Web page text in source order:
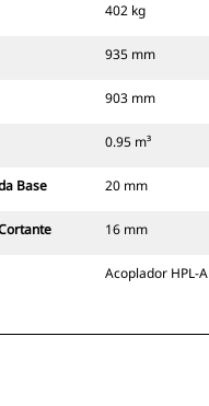
402 kg
935 mm
903 mm
0.95 m³
Base 20 mm
16 mm
Acoplador HPL-A